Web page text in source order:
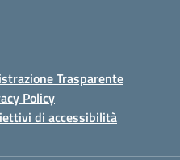
Trasparente
Policy
di accessibilità